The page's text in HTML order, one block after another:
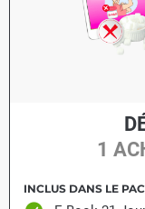
1
INCLUS DANS LE